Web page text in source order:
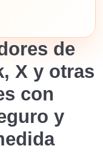
de
X y otras
con
y